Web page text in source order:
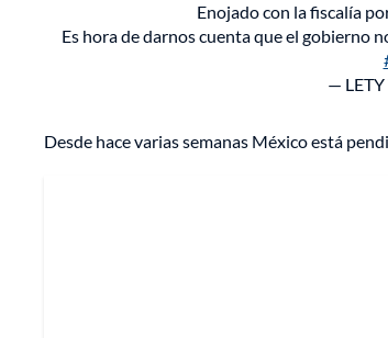
Enojado con la fiscalía
Es hora de darnos cuenta que el gobierno
— LETY
Desde hace varias semanas México está